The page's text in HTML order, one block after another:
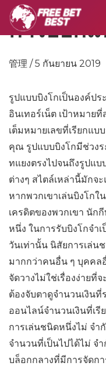
การออก
管理 / 5 กันยายน 2019
รูปแบบบิงโกเป็นองค์ป
อินเทอร์เน็ต เป้าหมาย
เต็มหมายเลขที่เรียกแ
คุณ รูปแบบบิงโกมีช่วง
ทแยงตรงไปจนถึงรูปแ
ต่างๆ สไตล์เหล่านี้มักจ
หากพวกเขาเล่นบิงโกใ
เครดิตของพวกเขา นัก
หนึ่ง ในการรับบิงโกจำ
วันเท่านั้น นิสัยการเล่น
มากกว่าคนอื่น ๆ บุคคล
จัดวางไม่ใช่เรื่องง่ายที่
ต้องจับตาดูจำนวนเงินที่
ออนไลน์จำนวนเงินที่เ
การเล่นชนิดหนึ่งไม่ จำ
จำนวนที่เป็นไปได้ไม่ จ
บล็อกกลางที่มีการจัดก